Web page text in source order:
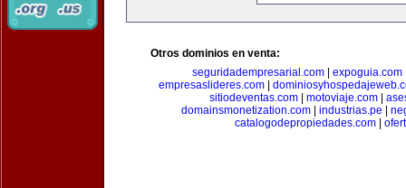
Otros dominios en venta:
seguridadempresarial.com
expoguia.com
empresaslideres.com|
sitiodeventas.com
motoviaje.com
domainsmonetization.com| industrias.pe
catalogodepropiedades.com